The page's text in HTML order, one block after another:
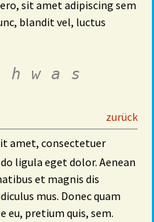
sit amet adipiscing sem
blandit vel, luctus
zurück
amet, consectetuer
ligula eget dolor. Aenean
et magnis dis
mus. Donec quam
eu, pretium quis, sem.